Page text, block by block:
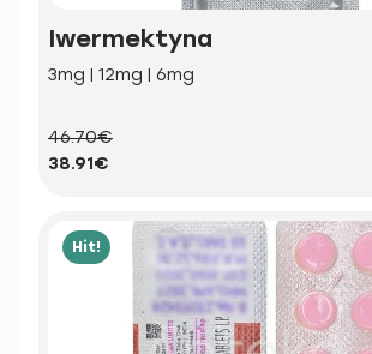
Iwermektyna
3mg | 12mg | 6mg
46.70€
38.91€
Hit!